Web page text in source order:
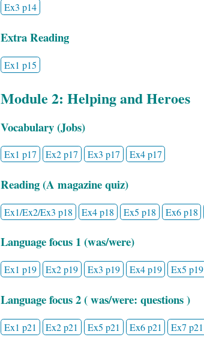
Ex3 p14
Extra Reading
Ex1 p15
Module 2: Helping and Heroes
Vocabulary (Jobs)
Ex1 p17 Ex2 p17 Ex3 p17 Ex4 p17
Reading (A magazine quiz)
Ex1/Ex2/Ex3 p18 Ex4 p18 Ex5 p18 Ex6 p18
Language focus 1 (was/were)
Ex1 p19 Ex2 p19 Ex3 p19 Ex4 p19 Ex5 p19
Language focus 2 ( was/were: questions )
Ex1 p21 Ex2 p21 Ex5 p21 Ex6 p21 Ex7 p21